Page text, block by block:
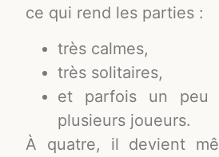
ce qui rend les parties :
très calmes,
très solitaires,
et parfois un peu
plusieurs joueurs.
À quatre, il devient